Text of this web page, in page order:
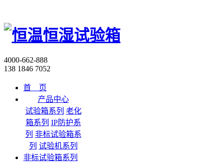
4000-662-888
138 1846 7052
首 页
产品中心
试验箱系列 老化
箱系列 IP防护系
列 非标试验箱系
列 试验机系列
非标试验箱系列